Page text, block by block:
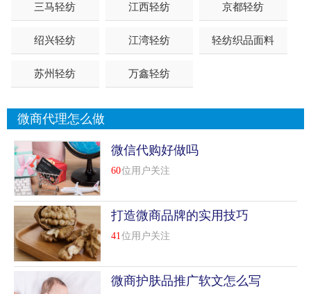
三马轻纺 江西轻纺 京都轻纺
绍兴轻纺 江湾轻纺 轻纺织品面料
苏州轻纺 万鑫轻纺
微商代理怎么做
微信代购好做吗
60位用户关注
打造微商品牌的实用技巧
41位用户关注
微商护肤品推广软文怎么写